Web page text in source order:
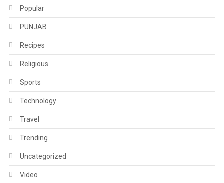
Popular
PUNJAB
Recipes
Religious
Sports
Technology
Travel
Trending
Uncategorized
Video